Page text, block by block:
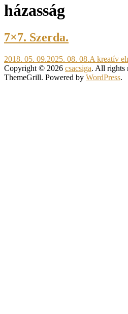
házasság
7×7. Szerda.
2018. 05. 09.2025. 08. 08.A kreatív
Copyright © 2026 csacsiga. All rights
ThemeGrill. Powered by WordPress.